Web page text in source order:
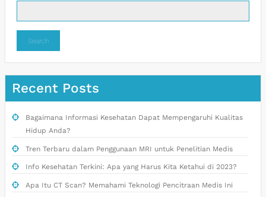
Search
Recent Posts
Bagaimana Informasi Kesehatan Dapat Mempengaruhi Kualitas
Hidup Anda?
Tren Terbaru dalam Penggunaan MRI untuk Penelitian Medis
Info Kesehatan Terkini: Apa yang Harus Kita Ketahui di 2023?
Apa Itu CT Scan? Memahami Teknologi Pencitraan Medis Ini